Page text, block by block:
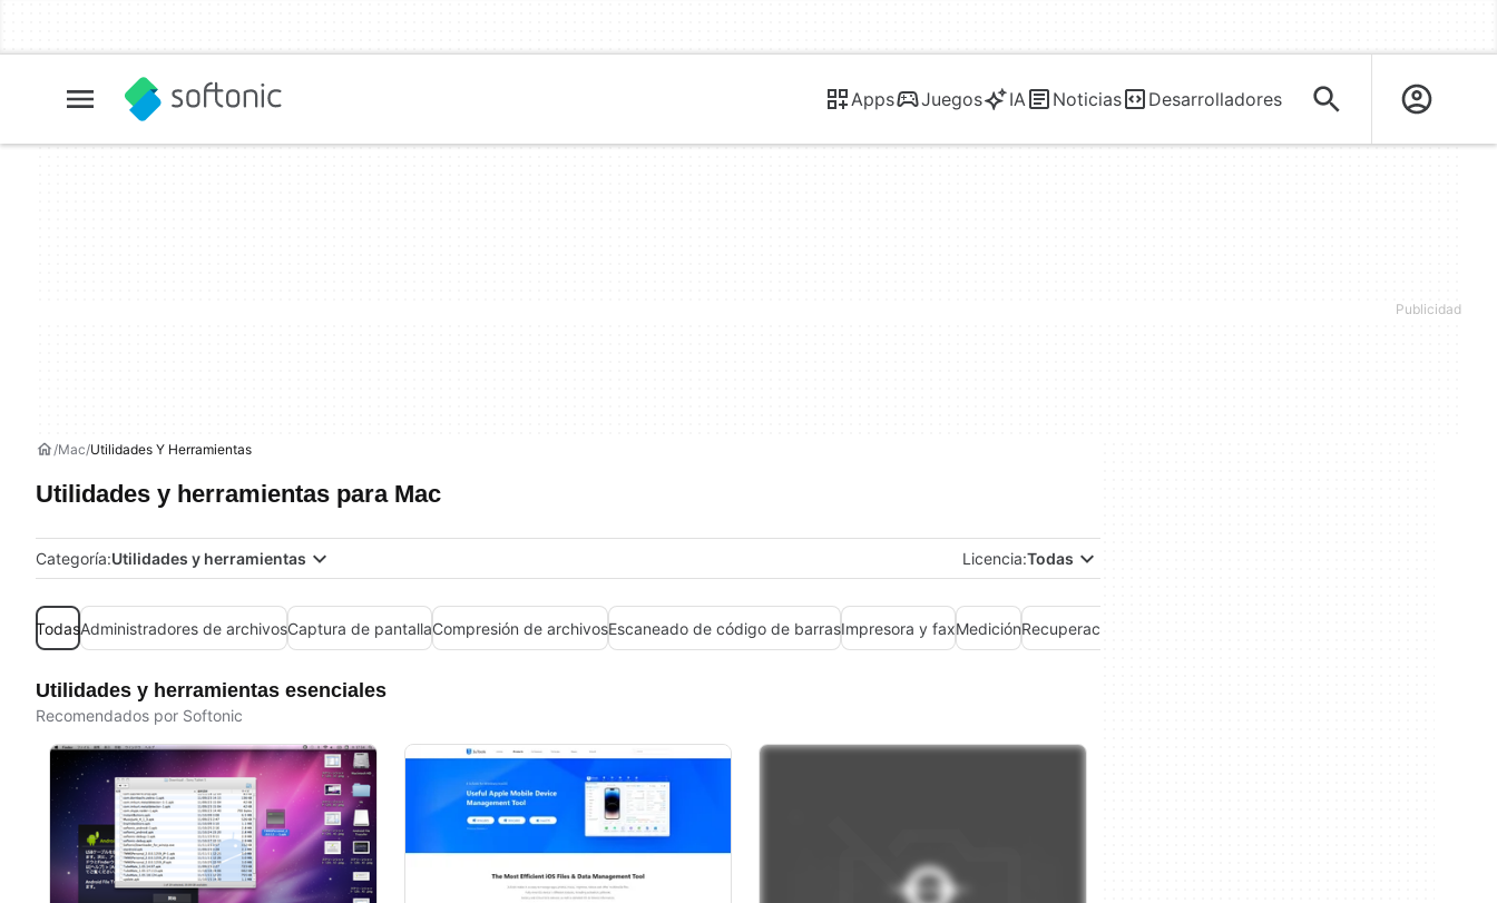
Apps Juegos IA Noticias Desarrolladores
Mac Utilidades Y Herramientas
Utilidades y herramientas para Mac
Categoría:Utilidades y herramientas Licencia:Todas
TodasAdministradores de archivosCaptura de pantallaCompresión de archivosEscaneado de código de barrasImpresora y faxMediciónRecuperación de datos
Utilidades y herramientas esenciales
Recomendados por Softonic